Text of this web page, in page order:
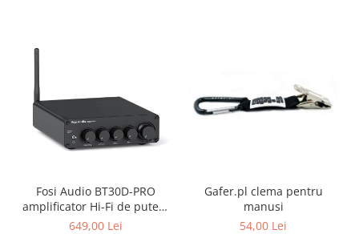
Fosi Audio BT30D-PRO
amplificator Hi-Fi de putere
2.1 cu Bluetooth 5.0
649,00 Lei
Gafer.pl clema pentru
manusi
54,00 Lei